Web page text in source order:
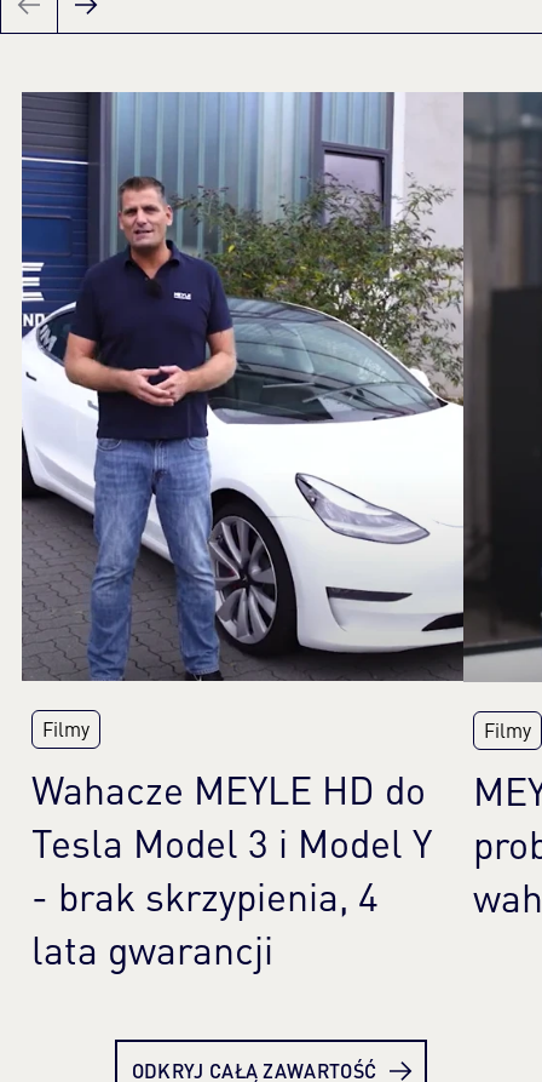
Filmy
Wahacze MEYLE HD do
Tesla Model 3 i Model Y
- brak skrzypienia, 4
lata gwarancji
Filmy
ODKRYJ CAŁĄ ZAWARTOŚĆ